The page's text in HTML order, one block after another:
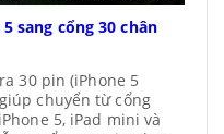
sang cổng 30 chân
30 pin (iPhone 5
chuyển từ cổng
5, iPad mini và